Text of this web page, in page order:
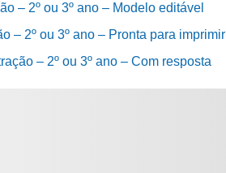
– 2º ou 3º ano – Modelo editável
– 2º ou 3º ano – Pronta para imprimir
– 2º ou 3º ano – Com resposta